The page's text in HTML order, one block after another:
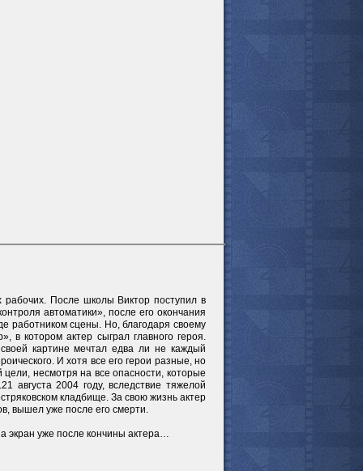
рабочих. После школы Виктор поступил в
автоматики», после его окончания
работником сцены. Но, благодаря своему
в котором актер сыграл главного героя.
картине мечтал едва ли не каждый
И хотя все его герои разные, но
несмотря на все опасности, которые
августа 2004 году, вследствие тяжелой
кладбище. За свою жизнь актер
вышел уже после его смерти.
экран уже после кончины актера…
актёры